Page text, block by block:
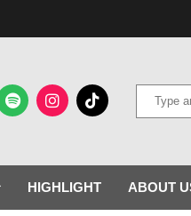
HIGHLIGHT ABOUT